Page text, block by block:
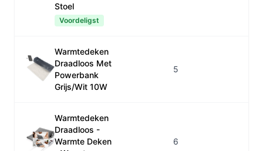
Stoel
Voordeligst
Warmtedeken
Draadloos Met
Powerbank
Grijs/Wit 10W
5
Warmtedeken
Draadloos -
Warmte Deken
6